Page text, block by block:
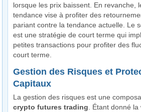
lorsque les prix baissent. En revanche,
tendance vise à profiter des
pariant contre la tendance actuelle. Le
est une stratégie de court terme qui
petites transactions pour profiter des
court terme.
Gestion des Risques et
Capitaux
La gestion des risques est une
crypto futures trading. Étant donné